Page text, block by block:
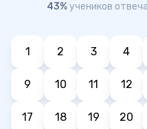
43%учеников
1 2 3 4
9 10 11 12
17 18 19 20